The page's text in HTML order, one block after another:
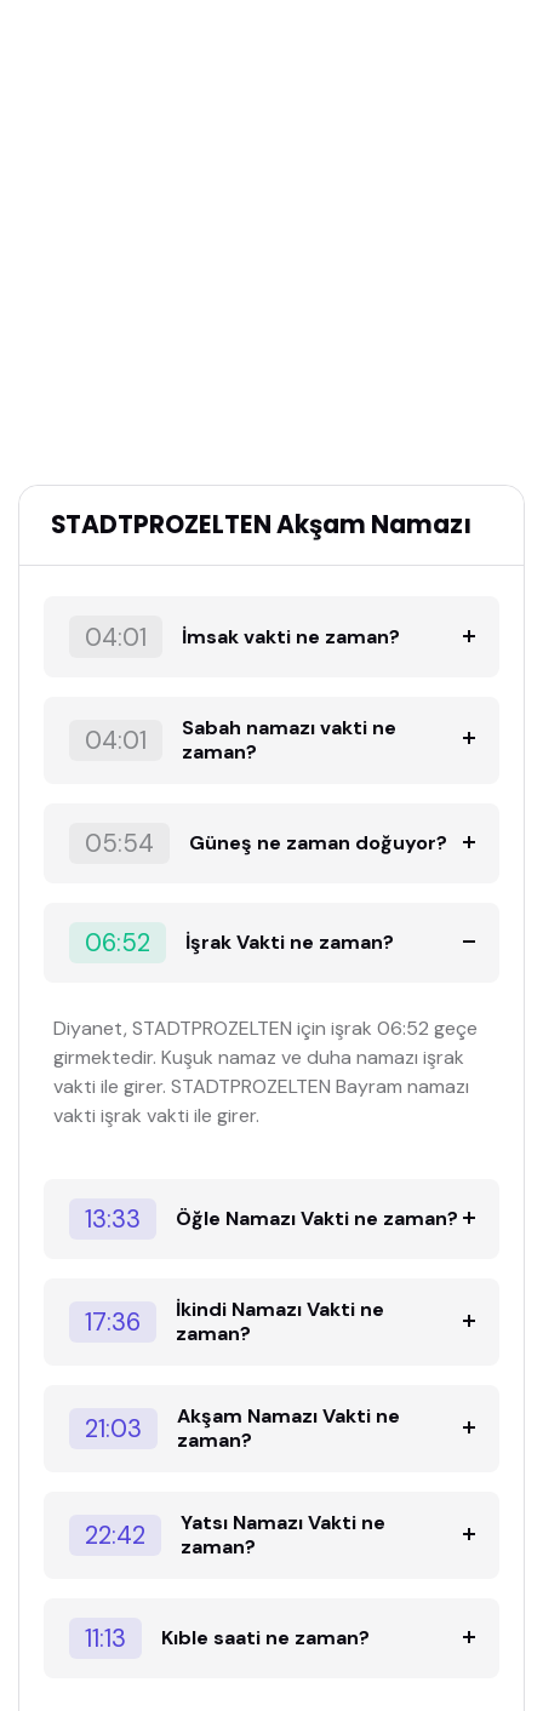
STADTPROZELTEN Akşam Namazı
04:01 İmsak vakti ne zaman?
04:01
Sabah namazı vakti ne
zaman?
05:54 Güneş ne zaman doğuyor?
06:52 İşrak Vakti ne zaman?
Diyanet, STADTPROZELTEN için işrak 06:52 geçe
girmektedir. Kuşuk namaz ve duha namazı işrak
vakti ile girer. STADTPROZELTEN Bayram namazı
vakti işrak vakti ile girer.
13:33 Öğle Namazı Vakti ne zaman?
17:36
İkindi Namazı Vakti ne
zaman?
21:03
Akşam Namazı Vakti ne
zaman?
22:42
Yatsı Namazı Vakti ne
zaman?
11:13 Kıble saati ne zaman?